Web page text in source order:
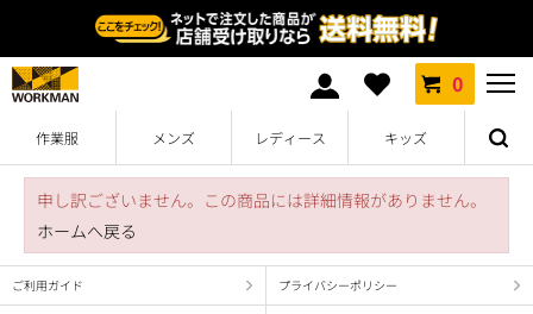
0
作業服 メンズ レディース キッズ
申し訳ございません。この商品には詳細情報がありません。
ホームへ戻る
ご利用ガイド プライバシーポリシー